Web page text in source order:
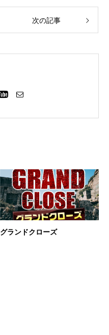
次の記事
グランドクローズ